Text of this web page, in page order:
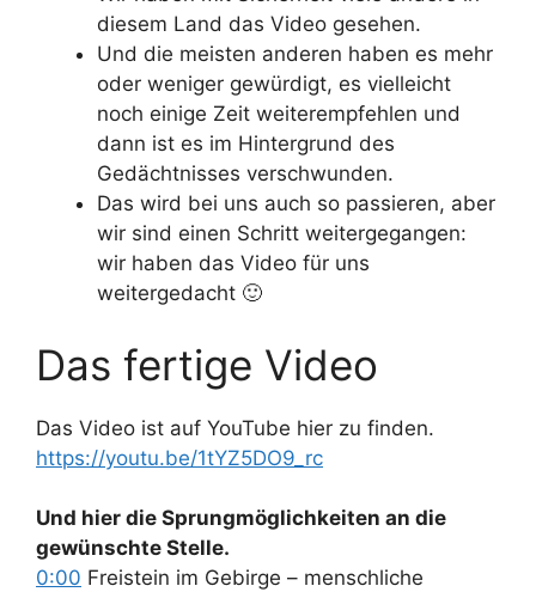
diesem Land das Video gesehen.
Und die meisten anderen haben es mehr
oder weniger gewürdigt, es vielleicht
noch einige Zeit weiterempfehlen und
dann ist es im Hintergrund des
Gedächtnisses verschwunden.
Das wird bei uns auch so passieren, aber
wir sind einen Schritt weitergegangen:
wir haben das Video für uns
weitergedacht 🙂
Das fertige Video
Das Video ist auf YouTube hier zu finden.
https://youtu.be/1tYZ5DO9_rc
Und hier die Sprungmöglichkeiten an die
gewünschte Stelle.
0:00 Freistein im Gebirge – menschliche